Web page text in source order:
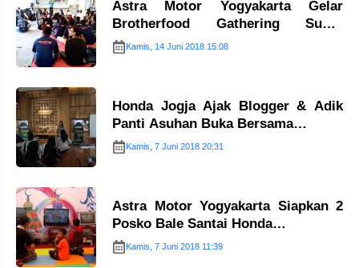
Astra Motor Yogyakarta Gelar
Brotherfood Gathering Supra
GTR…
Kamis, 14 Juni 2018 15:08
Honda Jogja Ajak Blogger & Adik
Panti Asuhan Buka Bersama…
Kamis, 7 Juni 2018 20:31
Astra Motor Yogyakarta Siapkan 2
Posko Bale Santai Honda…
Kamis, 7 Juni 2018 11:39